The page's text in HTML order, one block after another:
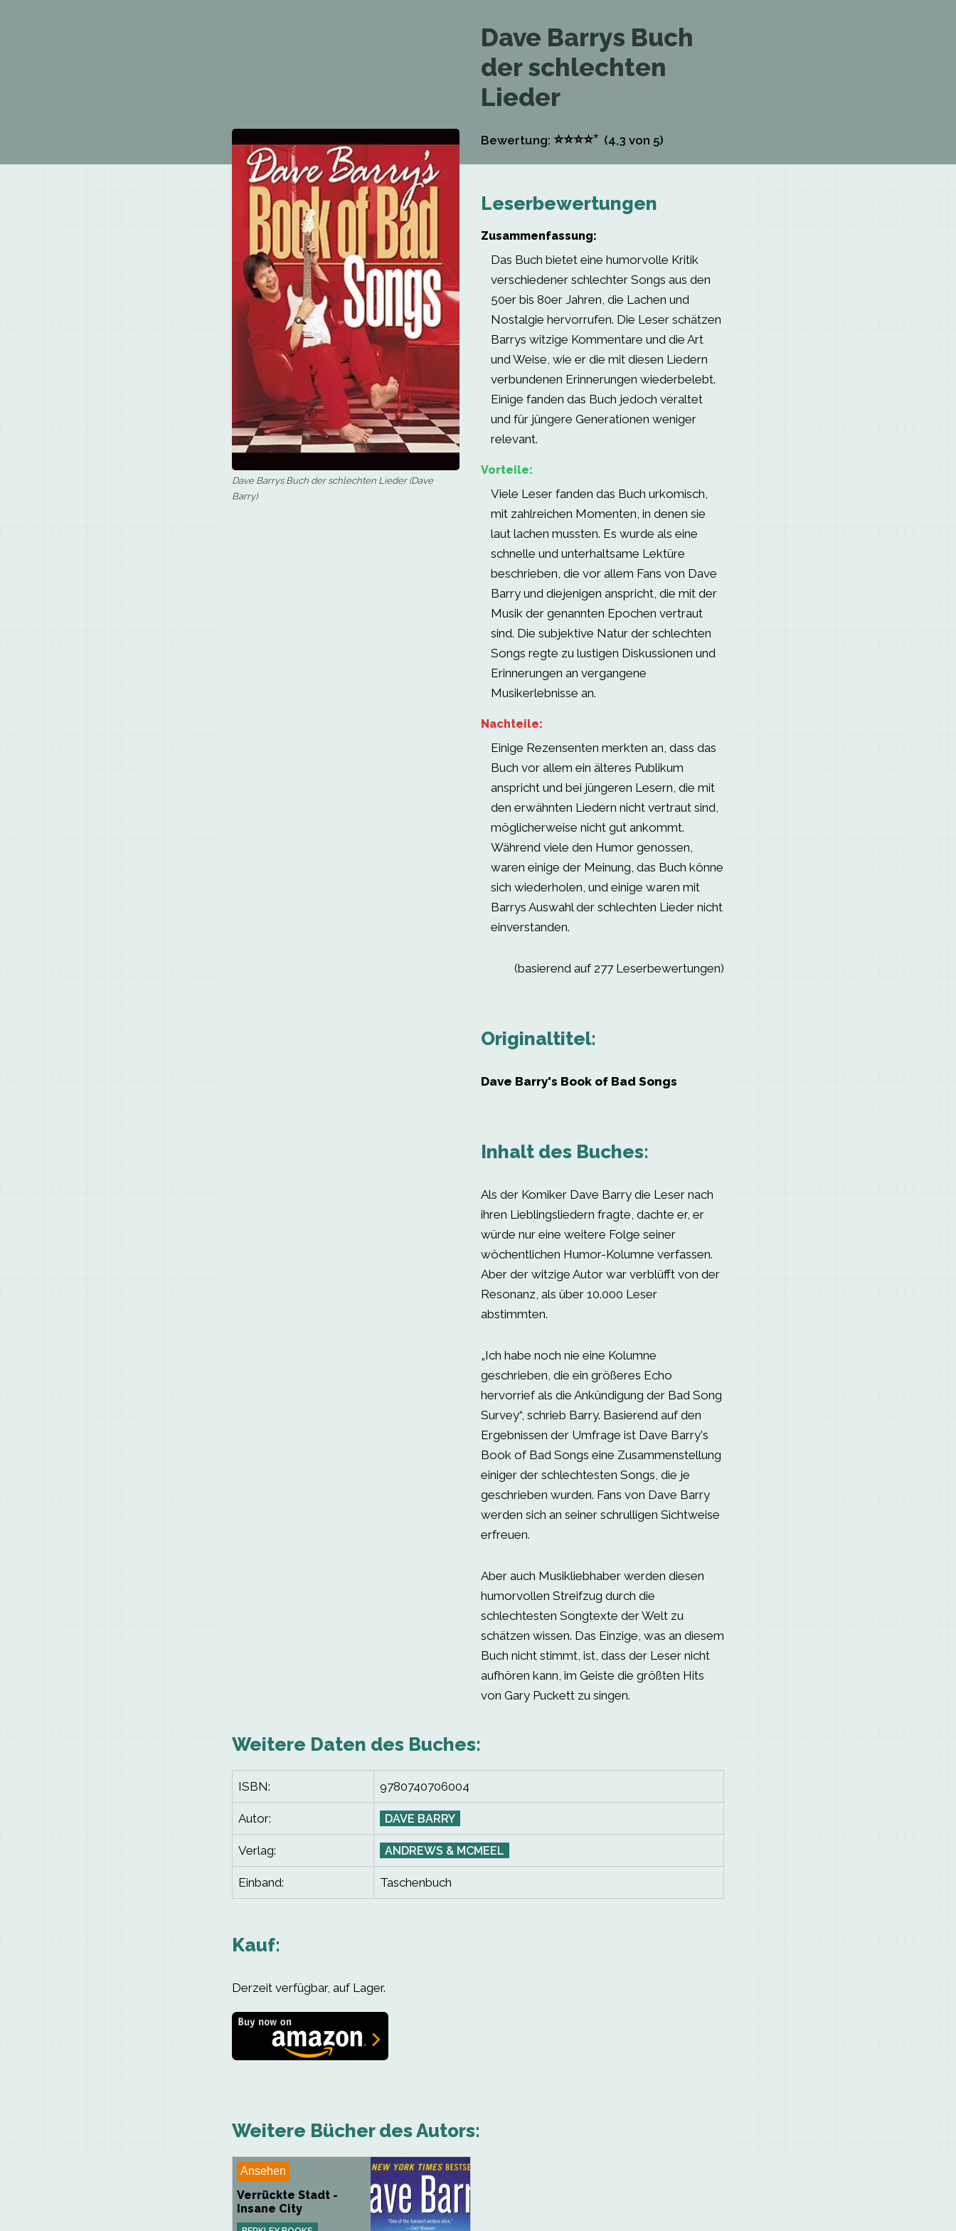
Dave Barrys Buch
der schlechten
Lieder
Bewertung: ⭐⭐⭐⭐⭐ (4,3 von 5)
Dave Barrys Buch der schlechten Lieder (Dave
Barry)
Leserbewertungen
Zusammenfassung:
Das Buch bietet eine humorvolle Kritik
verschiedener schlechter Songs aus den
50er bis 80er Jahren, die Lachen und
Nostalgie hervorrufen. Die Leser schätzen
Barrys witzige Kommentare und die Art
und Weise, wie er die mit diesen Liedern
verbundenen Erinnerungen wiederbelebt.
Einige fanden das Buch jedoch veraltet
und für jüngere Generationen weniger
relevant.
Vorteile:
Viele Leser fanden das Buch urkomisch,
mit zahlreichen Momenten, in denen sie
laut lachen mussten. Es wurde als eine
schnelle und unterhaltsame Lektüre
beschrieben, die vor allem Fans von Dave
Barry und diejenigen anspricht, die mit der
Musik der genannten Epochen vertraut
sind. Die subjektive Natur der schlechten
Songs regte zu lustigen Diskussionen und
Erinnerungen an vergangene
Musikerlebnisse an.
Nachteile:
Einige Rezensenten merkten an, dass das
Buch vor allem ein älteres Publikum
anspricht und bei jüngeren Lesern, die mit
den erwähnten Liedern nicht vertraut sind,
möglicherweise nicht gut ankommt.
Während viele den Humor genossen,
waren einige der Meinung, das Buch könne
sich wiederholen, und einige waren mit
Barrys Auswahl der schlechten Lieder nicht
einverstanden.
(basierend auf 277 Leserbewertungen)
Originaltitel:
Dave Barry's Book of Bad Songs
Inhalt des Buches:
Als der Komiker Dave Barry die Leser nach
ihren Lieblingsliedern fragte, dachte er, er
würde nur eine weitere Folge seiner
wöchentlichen Humor-Kolumne verfassen.
Aber der witzige Autor war verblüfft von der
Resonanz, als über 10.000 Leser
abstimmten.
„Ich habe noch nie eine Kolumne
geschrieben, die ein größeres Echo
hervorrief als die Ankündigung der Bad Song
Survey“, schrieb Barry. Basierend auf den
Ergebnissen der Umfrage ist Dave Barry's
Book of Bad Songs eine Zusammenstellung
einiger der schlechtesten Songs, die je
geschrieben wurden. Fans von Dave Barry
werden sich an seiner schrulligen Sichtweise
erfreuen.
Aber auch Musikliebhaber werden diesen
humorvollen Streifzug durch die
schlechtesten Songtexte der Welt zu
schätzen wissen. Das Einzige, was an diesem
Buch nicht stimmt, ist, dass der Leser nicht
aufhören kann, im Geiste die größten Hits
von Gary Puckett zu singen.
Weitere Daten des Buches:
ISBN: 9780740706004
Autor: DAVE BARRY
Verlag: ANDREWS & MCMEEL
Einband: Taschenbuch
Kauf:
Derzeit verfügbar, auf Lager.
Weitere Bücher des Autors:
Ansehen
Verrückte Stadt -
Insane City